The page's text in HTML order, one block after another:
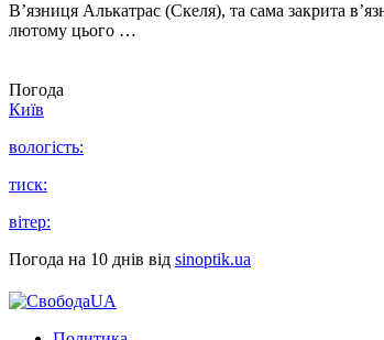
В’язниця Алькатрас (Скеля), та сама закрита
лютому цього …
Погода
Київ
вологість:
тиск:
вітер:
Погода на 10 днів від sinoptik.ua